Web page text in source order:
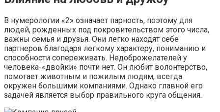
В нумерологии «2» означает парность, поэтому для
людей, рожденных под покровительством этого числа,
важны семья и друзья. Они легко находят себе
партнеров благодаря легкому характеру, пониманию и
способности сопереживать. Недоброжелателей у
человека-«двойки» почти нет. Он любит волонтерство,
помогает животным и пожилым людям, всегда
окружен большими компаниями. Однако главной его
задачей является выбор правильного круга общения.